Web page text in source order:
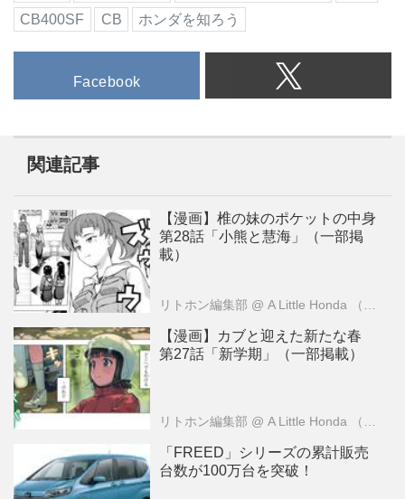
CB400SF
CB ホンダを知ろう
Facebook
関連記事
【漫画】椎の妹のポケットの中身
第28話「小熊と慧海」（一部掲
載）
リトホン編集部 @ A Little Honda （ア・リトル・ホンダ）編集部
【漫画】カブと迎えた新たな春
第27話「新学期」（一部掲載）
リトホン編集部 @ A Little Honda （ア・リトル・ホンダ）編集部
「FREED」シリーズの累計販売
台数が100万台を突破！